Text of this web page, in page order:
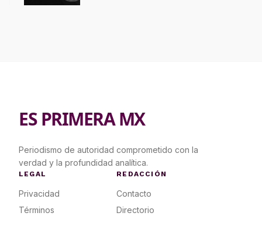
ES PRIMERA MX
Periodismo de autoridad comprometido con la
verdad y la profundidad analítica.
LEGAL
Privacidad
Términos
REDACCIÓN
Contacto
Directorio